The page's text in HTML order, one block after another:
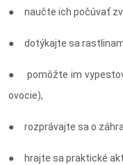
● naučte ich počúvať
● dotýkajte sa
● pomôžte im
ovocie),
● rozprávajte sa o
● hrajte sa praktické